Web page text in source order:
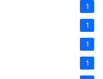
1
1
1
1